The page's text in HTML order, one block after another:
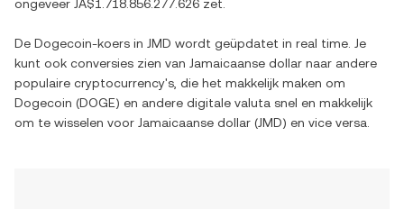
ongeveer JA$1.718.856.277.626 zet.
De Dogecoin-koers in JMD wordt geüpdatet in real time. Je
kunt ook conversies zien van Jamaicaanse dollar naar andere
populaire cryptocurrency's, die het makkelijk maken om
Dogecoin (DOGE) en andere digitale valuta snel en makkelijk
om te wisselen voor Jamaicaanse dollar (JMD) en vice versa.